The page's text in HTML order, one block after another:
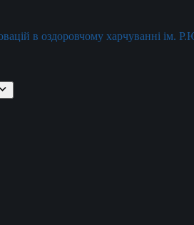
в оздоровчому харчуванні ім.